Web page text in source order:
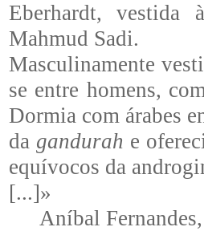
Eberhardt, vestida
Mahmud Sadi.
Masculinamente
se entre homens,
Dormia com árabes
da gandurah e
equívocos da
[...]»
Aníbal